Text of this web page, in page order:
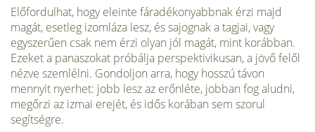
Előfordulhat, hogy eleinte fáradékonyabbnak érzi majd
magát, esetleg izomláza lesz, és sajognak a tagjai, vagy
egyszerűen csak nem érzi olyan jól magát, mint korábban.
Ezeket a panaszokat próbálja perspektivikusan, a jövő felől
nézve szemlélni. Gondoljon arra, hogy hosszú távon
mennyit nyerhet: jobb lesz az erőnléte, jobban fog aludni,
megőrzi az izmai erejét, és idős korában sem szorul
segítségre.